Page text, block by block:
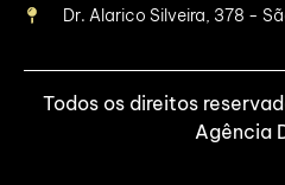
Dr. Alarico Silveira, 378 -
Todos os direitos
Agência